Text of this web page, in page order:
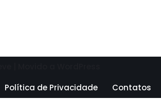
Política de Privacidade
Contatos